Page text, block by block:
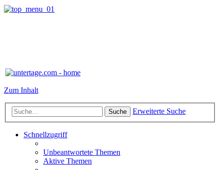
Zum Inhalt
Suche Erweiterte Suche
Schnellzugriff
Unbeantwortete Themen
Aktive Themen